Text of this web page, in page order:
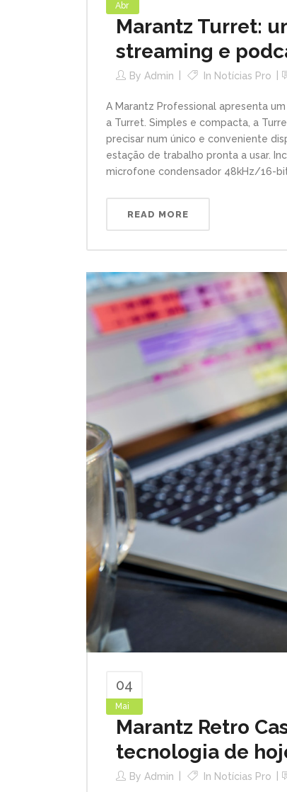
Abr
Marantz Turret:
streaming e
By Admin In Notícias Pro
A Marantz Professional apresenta
a Turret. Simples e compacta, a
precisar num único e conveniente
estação de trabalho pronta a usar.
microfone condensador 48kHz/16-bit
READ MORE
04
Mai
Marantz Retro
tecnologia de
By Admin In Notícias Pro